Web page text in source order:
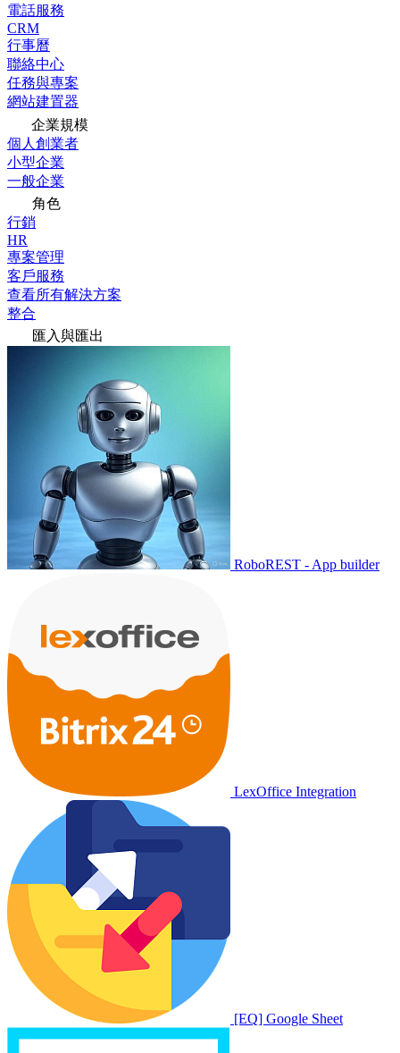
電話服務
CRM
行事曆
聯絡中心
任務與專案
網站建置器
企業規模
個人創業者
小型企業
一般企業
角色
行銷
HR
專案管理
客戶服務
查看所有解決方案
整合
匯入與匯出
RoboREST - App builder
LexOffice Integration
[EQ] Google Sheet